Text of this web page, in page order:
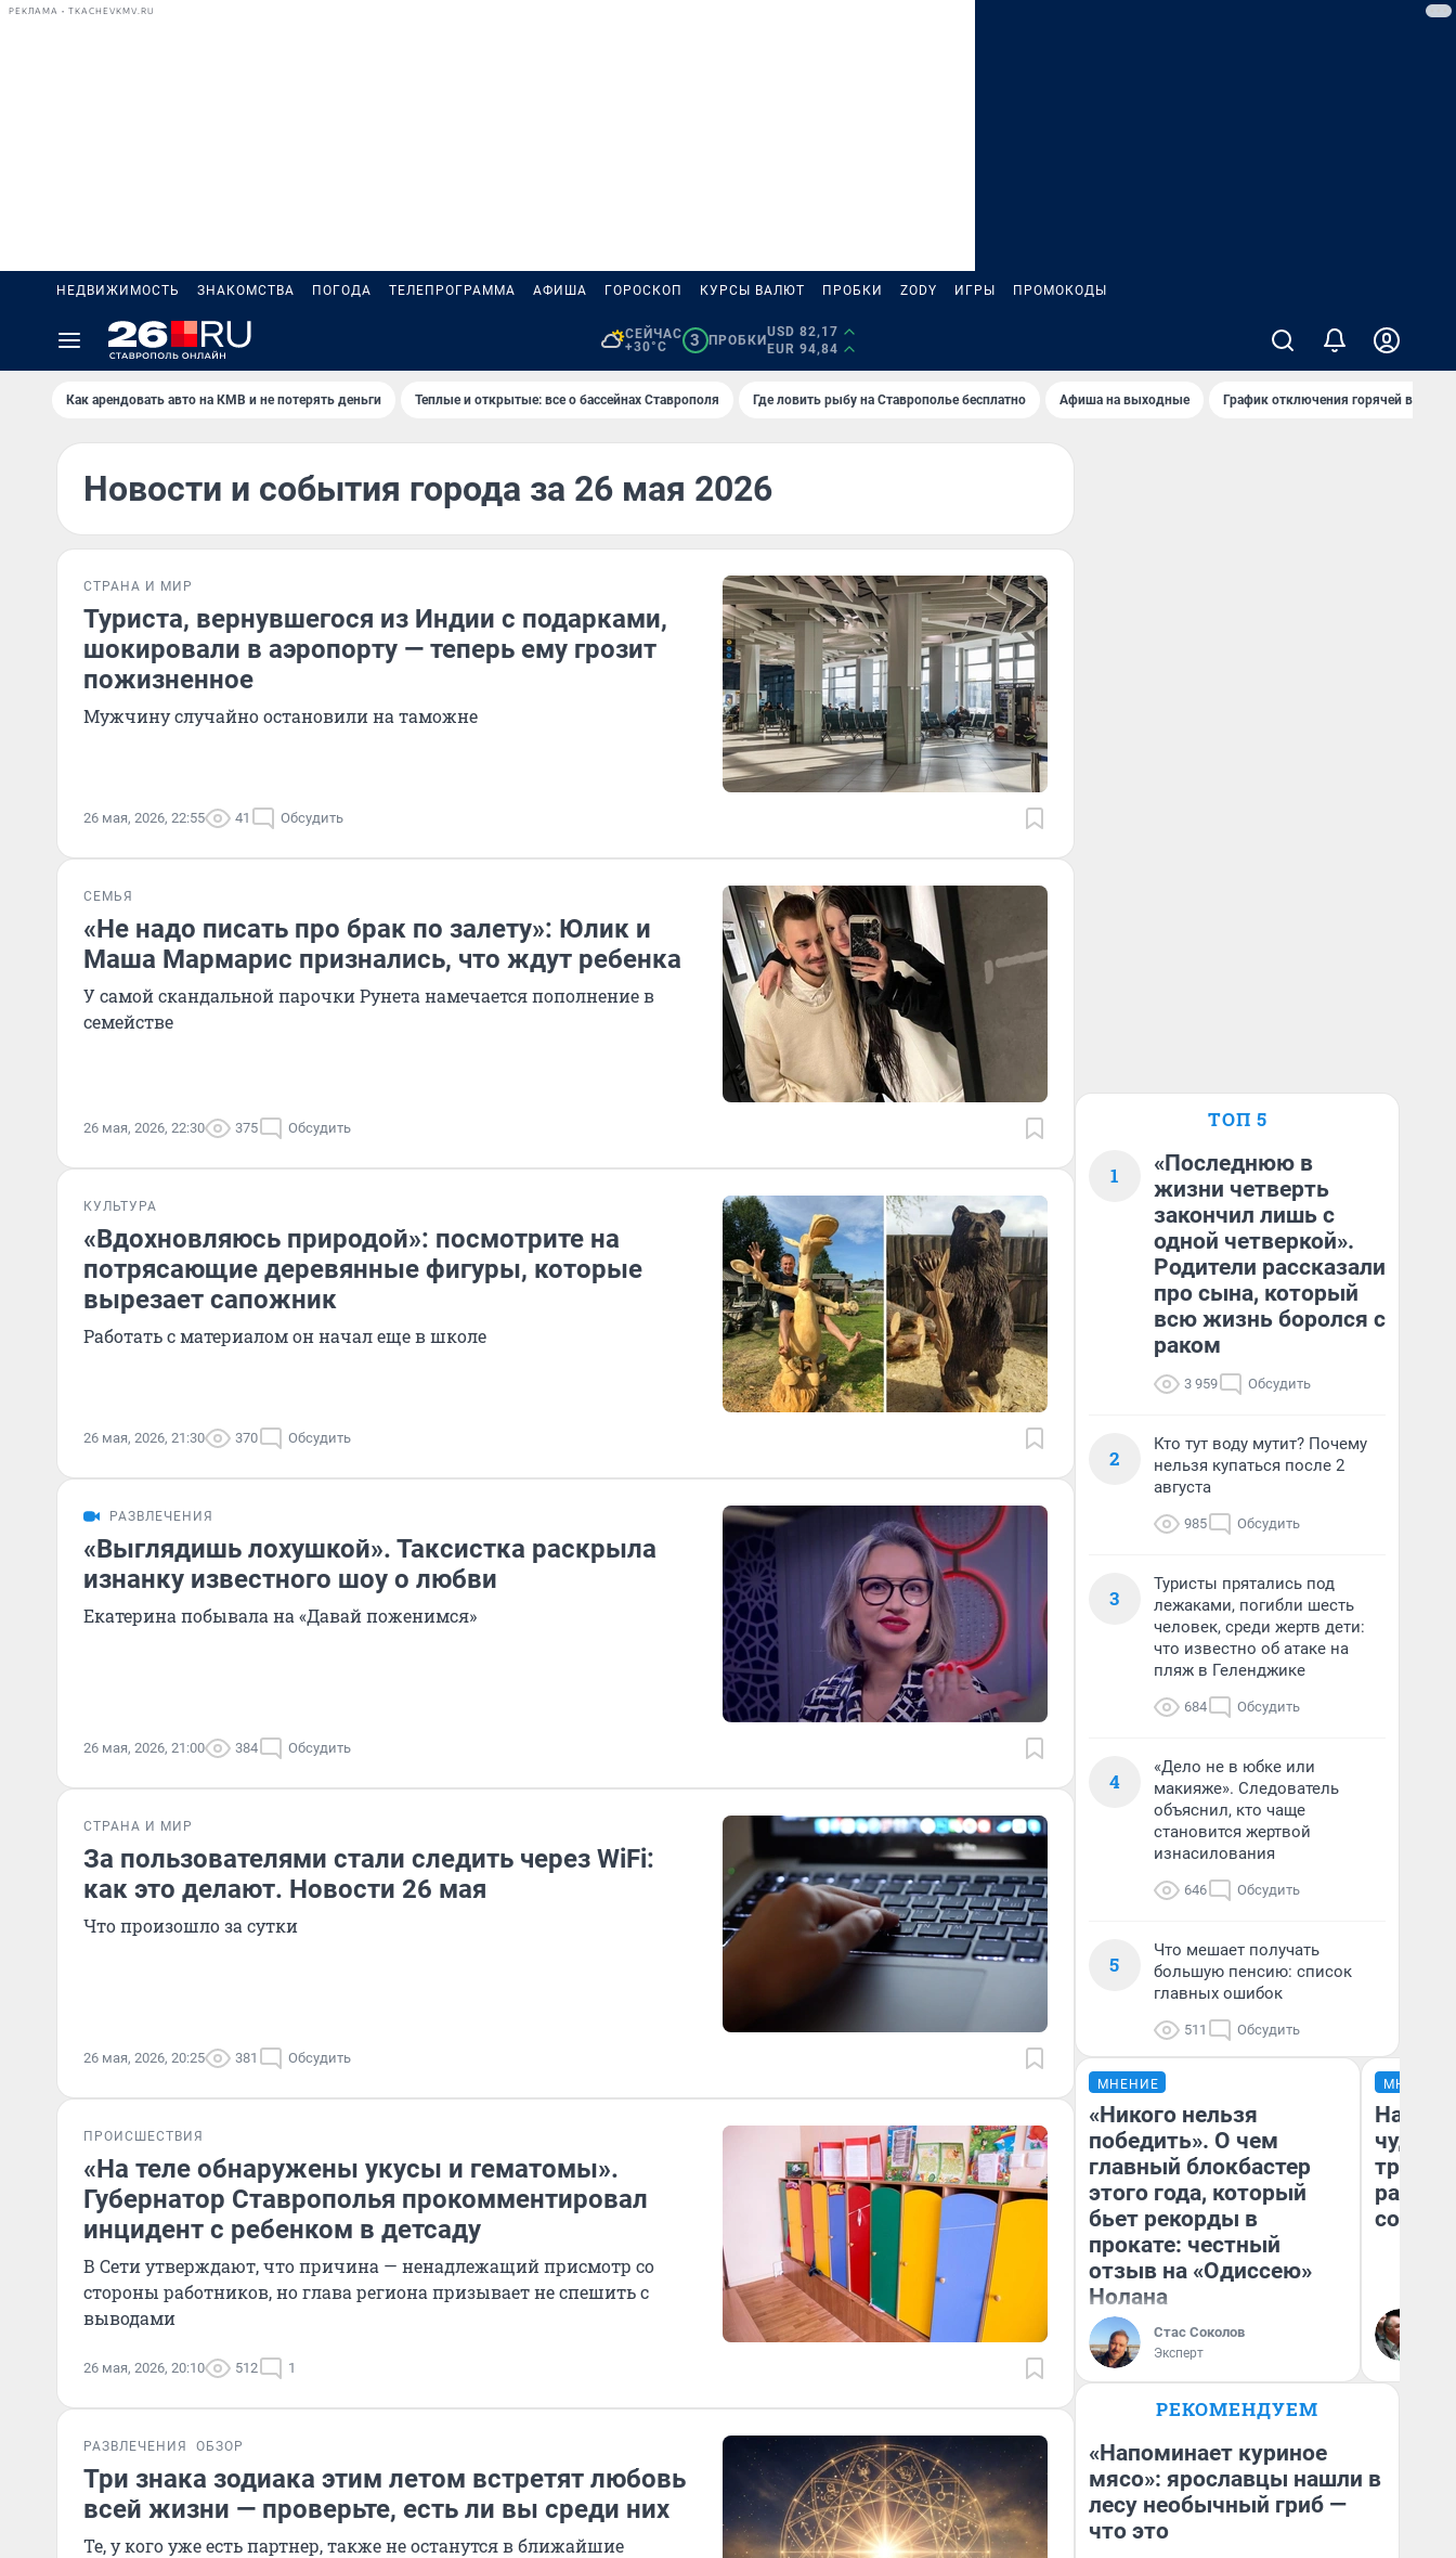
РЕКЛАМА • TKACHEVKMV.RU
НЕДВИЖИМОСТЬ ЗНАКОМСТВА ПОГОДА ТЕЛЕПРОГРАММА АФИША ГОРОСКОП КУРСЫ ВАЛЮТ ПРОБКИ ZODY ИГРЫ ПРОМОКОДЫ
СЕЙЧАС
+30°C
3 ПРОБКИ
USD 82,17
EUR 94,84
Как арендовать авто на КМВ и не потерять деньги Теплые и открытые: все о бассейнах Ставрополя Где ловить рыбу на Ставрополье бесплатно Афиша на выходные График отключения горячей воды в
Новости и события города за 26 мая 2026
СТРАНА И МИР
Туриста, вернувшегося из Индии с подарками,
шокировали в аэропорту — теперь ему грозит
пожизненное
Мужчину случайно остановили на таможне
26 мая, 2026, 22:55 41 Обсудить
СЕМЬЯ
«Не надо писать про брак по залету»: Юлик и
Маша Мармарис признались, что ждут ребенка
У самой скандальной парочки Рунета намечается пополнение в
семействе
26 мая, 2026, 22:30 375 Обсудить
КУЛЬТУРА
«Вдохновляюсь природой»: посмотрите на
потрясающие деревянные фигуры, которые
вырезает сапожник
Работать с материалом он начал еще в школе
26 мая, 2026, 21:30 370 Обсудить
РАЗВЛЕЧЕНИЯ
«Выглядишь лохушкой». Таксистка раскрыла
изнанку известного шоу о любви
Екатерина побывала на «Давай поженимся»
26 мая, 2026, 21:00 384 Обсудить
СТРАНА И МИР
За пользователями стали следить через WiFi:
как это делают. Новости 26 мая
Что произошло за сутки
26 мая, 2026, 20:25 381 Обсудить
ПРОИСШЕСТВИЯ
«На теле обнаружены укусы и гематомы».
Губернатор Ставрополья прокомментировал
инцидент с ребенком в детсаду
В Сети утверждают, что причина — ненадлежащий присмотр со
стороны работников, но глава региона призывает не спешить с
выводами
26 мая, 2026, 20:10 512 1
РАЗВЛЕЧЕНИЯ ОБЗОР
Три знака зодиака этим летом встретят любовь
всей жизни — проверьте, есть ли вы среди них
Те, у кого уже есть партнер, также не останутся в ближайшие
ТОП 5
1
«Последнюю в
жизни четверть
закончил лишь с
одной четверкой».
Родители рассказали
про сына, который
всю жизнь боролся с
раком
3 959 Обсудить
2
Кто тут воду мутит? Почему
нельзя купаться после 2
августа
985 Обсудить
3
Туристы прятались под
лежаками, погибли шесть
человек, среди жертв дети:
что известно об атаке на
пляж в Геленджике
684 Обсудить
4
«Дело не в юбке или
макияже». Следователь
объяснил, кто чаще
становится жертвой
изнасилования
646 Обсудить
5
Что мешает получать
большую пенсию: список
главных ошибок
511 Обсудить
МНЕНИЕ
«Никого нельзя
победить». О чем
главный блокбастер
этого года, который
бьет рекорды в
прокате: честный
отзыв на «Одиссею»
Нолана
Стас Соколов
Эксперт
МНЕНИЕ
чудом
РЕКОМЕНДУЕМ
«Напоминает куриное
мясо»: ярославцы нашли в
лесу необычный гриб —
что это